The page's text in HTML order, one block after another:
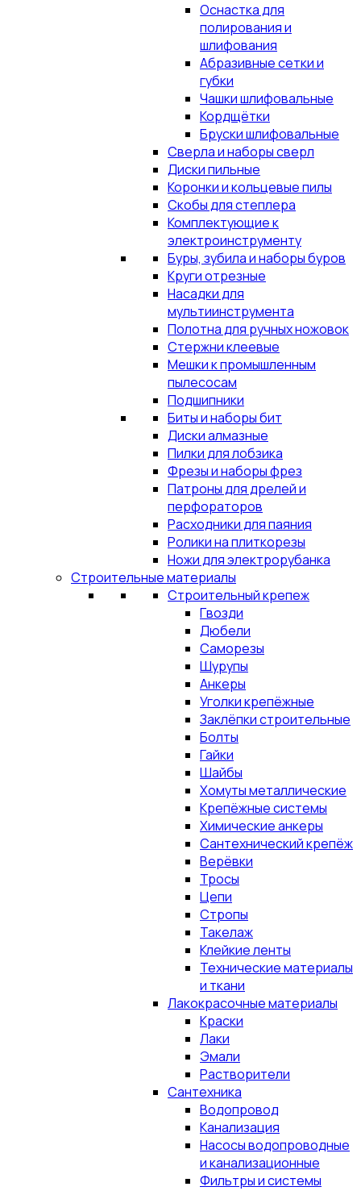
Оснастка для
полирования и
шлифования
Абразивные сетки и
губки
Чашки шлифовальные
Кордщётки
Бруски шлифовальные
Сверла и наборы сверл
Диски пильные
Коронки и кольцевые пилы
Скобы для степлера
Комплектующие к
электроинструменту
Буры, зубила и наборы буров
Круги отрезные
Насадки для
мультиинструмента
Полотна для ручных ножовок
Стержни клеевые
Мешки к промышленным
пылесосам
Подшипники
Биты и наборы бит
Диски алмазные
Пилки для лобзика
Фрезы и наборы фрез
Патроны для дрелей и
перфораторов
Расходники для паяния
Ролики на плиткорезы
Ножи для электрорубанка
Строительные материалы
Строительный крепеж
Гвозди
Дюбели
Саморезы
Шурупы
Анкеры
Уголки крепёжные
Заклёпки строительные
Болты
Гайки
Шайбы
Хомуты металлические
Крепёжные системы
Химические анкеры
Сантехнический крепёж
Верёвки
Тросы
Цепи
Стропы
Такелаж
Клейкие ленты
Технические материалы
и ткани
Лакокрасочные материалы
Краски
Лаки
Эмали
Растворители
Сантехника
Водопровод
Канализация
Насосы водопроводные
и канализационные
Фильтры и системы